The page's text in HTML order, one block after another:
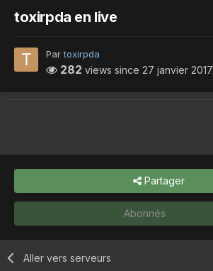
toxirpda en live
Partoxirpda
282 views since 27 janvier 2017
Partager
Abonnés
Aller vers serveurs